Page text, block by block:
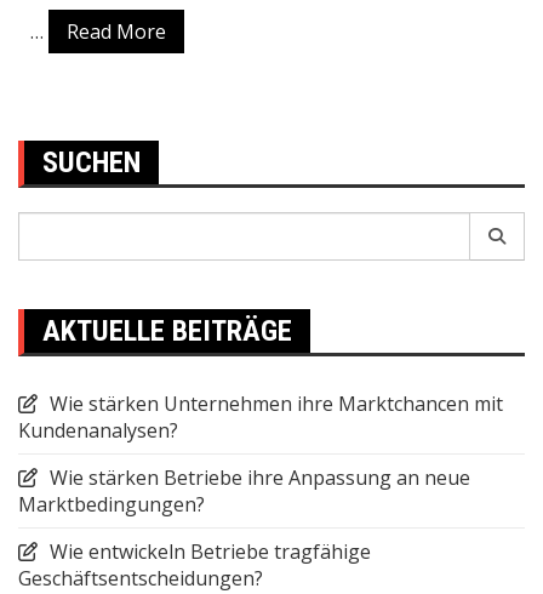
…
Read More
SUCHEN
for:
AKTUELLE BEITRÄGE
Wie stärken Unternehmen ihre Marktchancen mit
Kundenanalysen?
Wie stärken Betriebe ihre Anpassung an neue
Marktbedingungen?
Wie entwickeln Betriebe tragfähige
Geschäftsentscheidungen?